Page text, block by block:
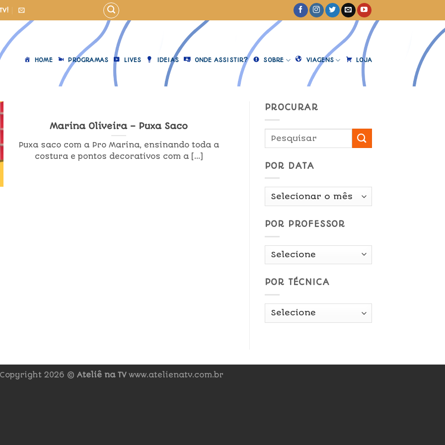
HOME PROGRAMAS LIVES IDEIAS ONDE ASSISTIR? SOBRE VIAGENS LOJA
Marina Oliveira – Puxa Saco
Puxa saco com a Pro Marina, ensinando toda a
costura e pontos decorativos com a [...]
PROCURAR
POR DATA
Por
POR PROFESSOR
POR TÉCNICA
Copyright 2026 © Ateliê na TVwww.atelienatv.com.br